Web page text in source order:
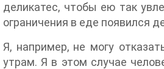
деликатес, чтобы ею так
ограничения в еде появился
Я, например, не могу
утрам. Я в этом случае